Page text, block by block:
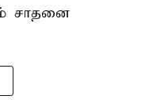
சாதனை